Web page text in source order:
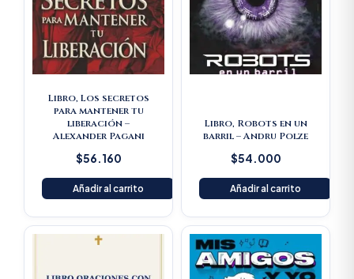
Libro, Los secretos
para mantener tu
liberación –
Alexander Pagani
$56.160
Añadir al carrito
Libro, Robots en un
barril – Andru Polze
$54.000
Añadir al carrito